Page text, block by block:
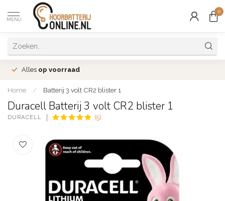
MENU
0
Alles op voorraad
Home / Batterij 3 volt CR2 blister 1
Duracell Batterij 3 volt CR2 blister 1
DURACELL (5)